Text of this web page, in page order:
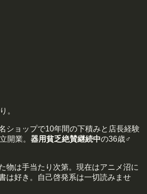
。
ショップで10年間の下積みと店長経験
開業。 器用貧乏絶賛継続中の36歳♂
物は手当たり次第。現在はアニメ沼に
は好き。自己啓発系は一切読みませ